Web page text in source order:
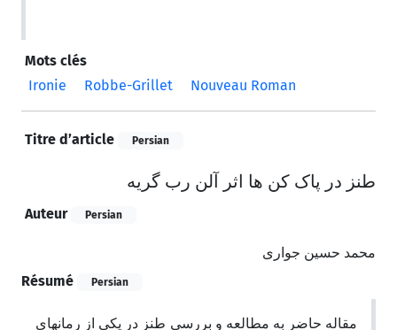
Mots clés
Ironie
Robbe-Grillet Nouveau Roman
Titre d’article Persian
طنز در پاک کن ها اثر آلن رب گریه
Auteur Persian
محمد حسین جواری
Résumé
Persian
مقاله حاضر به مطالعه و بررسی طنز در یکی از رمانهای